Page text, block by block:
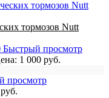
тормозов Nutt
Быстрый просмотр
1 000 руб.
просмотр